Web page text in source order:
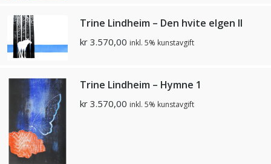
Trine Lindheim – Den hvite elgen II
kr 3.570,00 inkl. 5% kunstavgift
Trine Lindheim – Hymne 1
kr 3.570,00 inkl. 5% kunstavgift